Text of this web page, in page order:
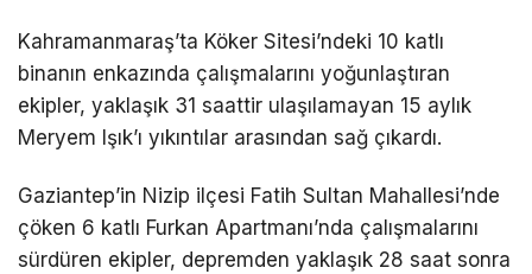
Kahramanmaraş’ta Köker Sitesi’ndeki 10 katlı
binanın enkazında çalışmalarını yoğunlaştıran
ekipler, yaklaşık 31 saattir ulaşılamayan 15 aylık
Meryem Işık’ı yıkıntılar arasından sağ çıkardı.
Gaziantep’in Nizip ilçesi Fatih Sultan Mahallesi’nde
çöken 6 katlı Furkan Apartmanı’nda çalışmalarını
sürdüren ekipler, depremden yaklaşık 28 saat sonra